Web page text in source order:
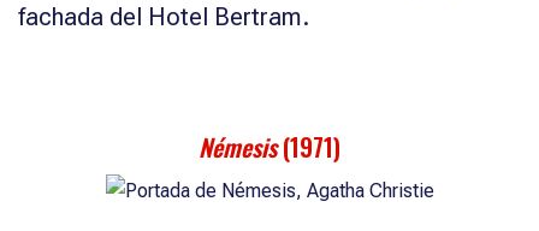
fachada del Hotel Bertram.
Némesis(1971)